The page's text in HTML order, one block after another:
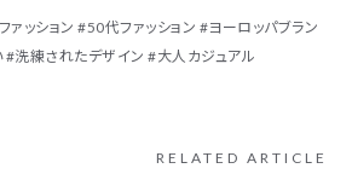
ッション #50代ファッション #ヨーロッパブラン
洗練されたデザイン #大人カジュアル
RELATED ARTICLE